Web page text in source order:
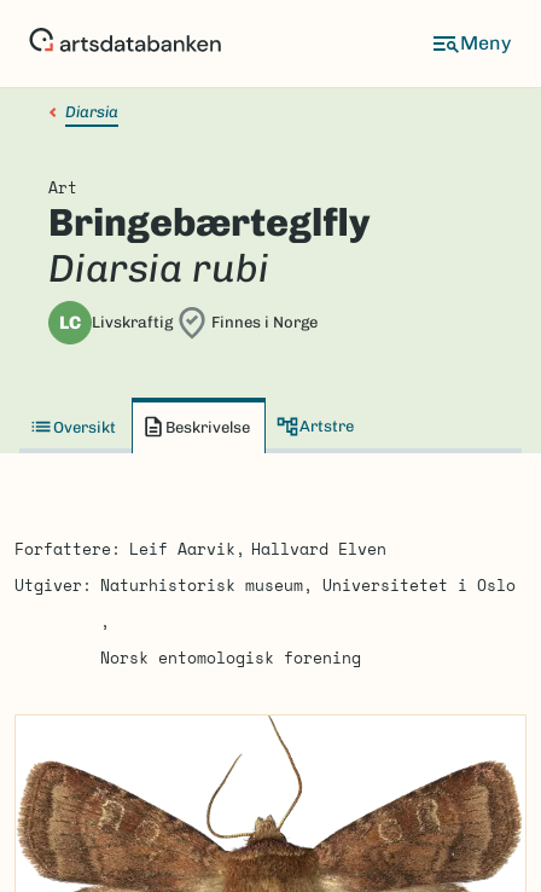
Diarsia
Art
Bringebærteglfly
Diarsia rubi
LC Livskraftig Finnes i Norge
Oversikt Beskrivelse Artstre
Forfattere Leif Aarvik
Hallvard Elven
Utgiver
Naturhistorisk museum, Universitetet i Oslo
Norsk entomologisk forening